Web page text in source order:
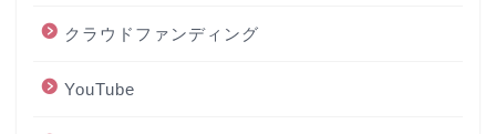
クラウドファンディング
YouTube